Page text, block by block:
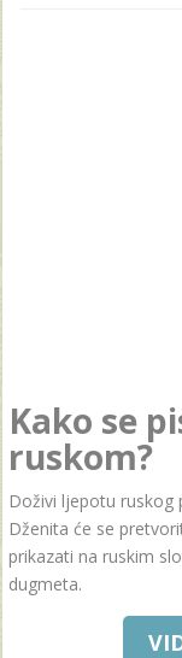
Kako se
ruskom?
Doživi ljepotu ruskog
Dženita će se
prikazati na ruskim
dugmeta.